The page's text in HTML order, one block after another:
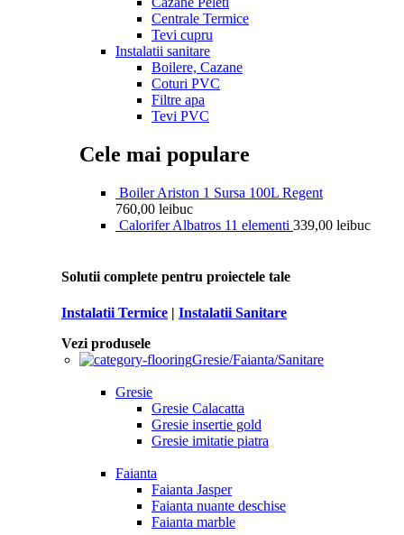
Centrale Termice
Tevi cupru
Instalatii sanitare
Boilere, Cazane
Coturi PVC
Filtre apa
Tevi PVC
Cele mai populare
Boiler Ariston 1 Sursa 100L Regent
760,00 leibuc
Calorifer Albatros 11 elementi 339,00 leibuc
Solutii complete pentru proiectele tale
Instalatii Termice | Instalatii Sanitare
Vezi produsele
Gresie/Faianta/Sanitare
Gresie
Gresie Calacatta
Gresie insertie gold
Gresie imitatie piatra
Faianta
Faianta Jasper
Faianta nuante deschise
Faianta marble